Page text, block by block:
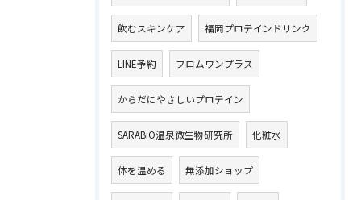
飲むスキンケア 福岡プロテインドリンク
LINE予約 フロムワンプラス
からだにやさしいプロテイン
SARABiO温泉微生物研究所 化粧水
体を温める 無添加ショップ